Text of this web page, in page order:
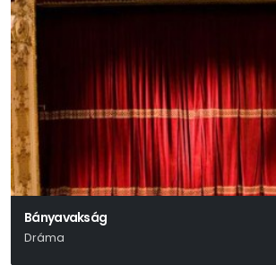
Bányavakság
Dráma